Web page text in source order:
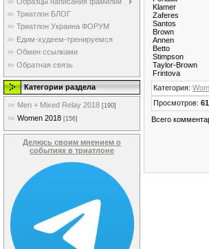
Триатлон БЛОГ
Триатлон Украина ФОРУМ
Едим-худеем-тренируемся
Обмен ссылками
Обратная связь
Категории раздела
Men + Mixed Relay 2018 [190]
Women 2018 [156]
Делюсь своим мнением о
событиях в триатлоне
Klamer
Zaferes
Santos
Brown
Annen
Betto
Stimpson
Taylor-Brown
Frintova
Категория:
Просмотров:
Всего